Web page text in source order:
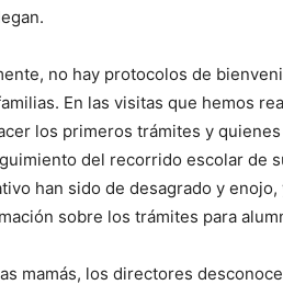
no hay protocolos de
En las visitas que hemos
los primeros trámites y
del recorrido escolar de
han sido de desagrado y
sobre los trámites para
mamás, los directores